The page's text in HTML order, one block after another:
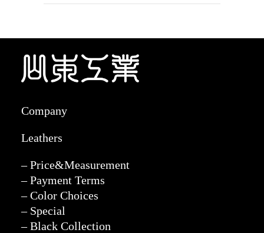
Company
Leathers
– Price&Measurement
– Payment Terms
– Color Choices
– Special
– Black Collection